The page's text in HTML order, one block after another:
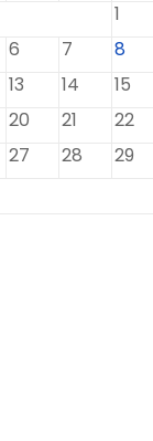
1
6 7 8
13 14 15
20 21 22
27 28 29